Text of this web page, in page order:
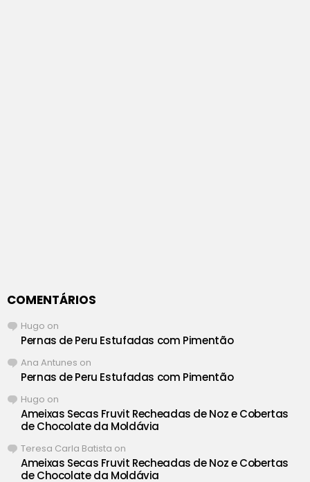
COMENTÁRIOS
Hugo on
Pernas de Peru Estufadas com Pimentão
Ana Antunes on
Pernas de Peru Estufadas com Pimentão
Hugo on
Ameixas Secas Fruvit Recheadas de Noz e Cobertas
de Chocolate da Moldávia
Teresa Carla Batista on
Ameixas Secas Fruvit Recheadas de Noz e Cobertas
de Chocolate da Moldávia